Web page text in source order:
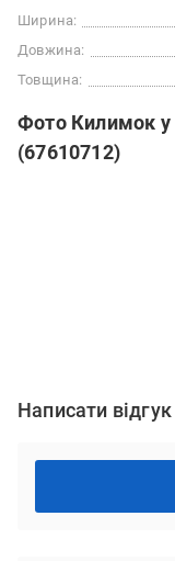
Ширина:
Довжина:
Товщина:
Фото Килимок у
(67610712)
Написати